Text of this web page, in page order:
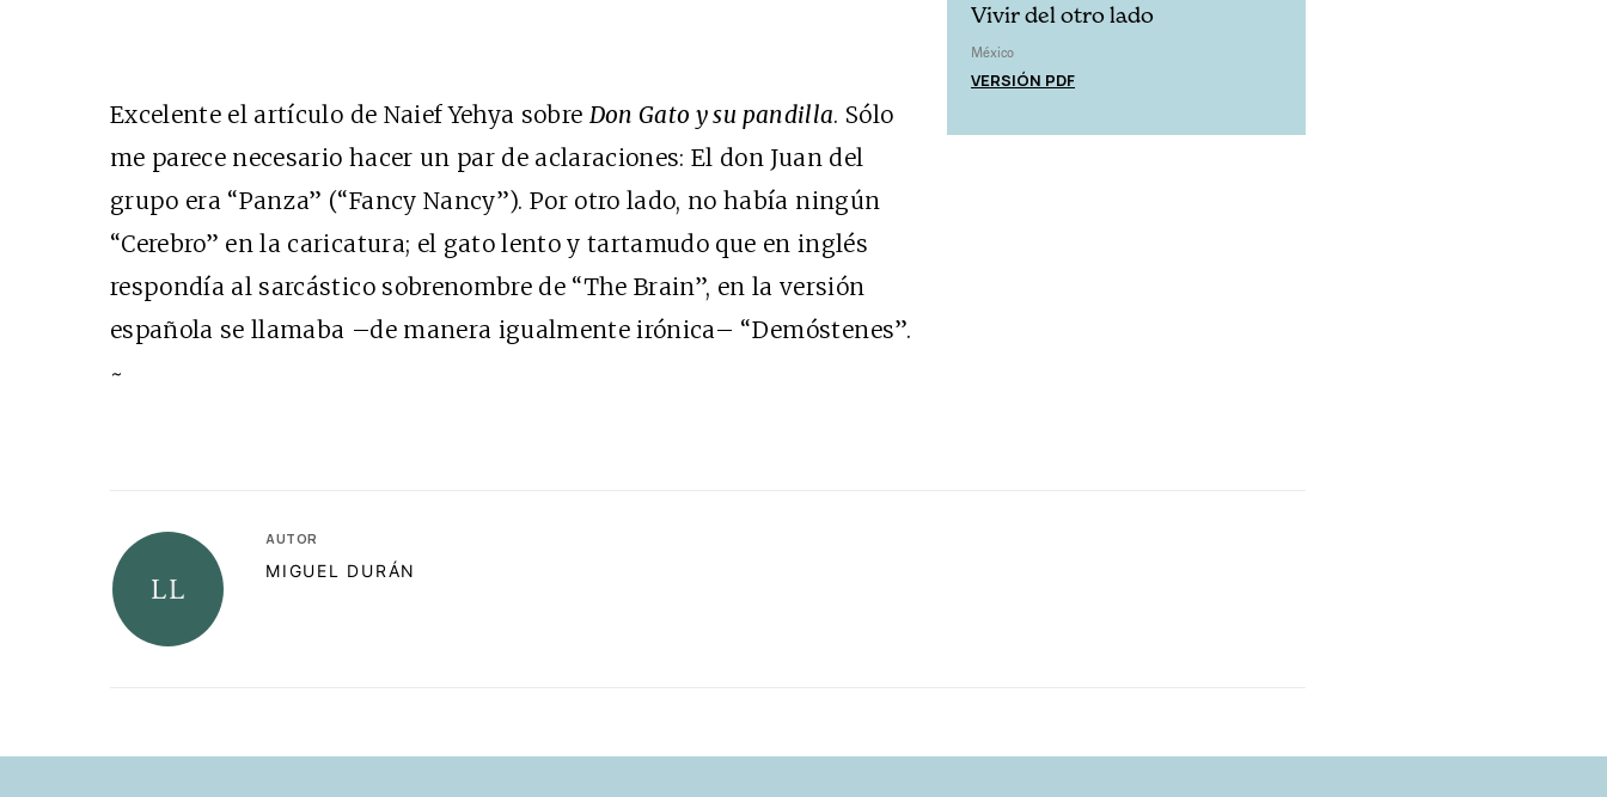
Excelente el artículo de Naief Yehya sobre Don Gato y su pandilla. Sólo
me parece necesario hacer un par de aclaraciones: El don Juan del
grupo era “Panza” (“Fancy Nancy”). Por otro lado, no había ningún
“Cerebro” en la caricatura; el gato lento y tartamudo que en inglés
respondía al sarcástico sobrenombre de “The Brain”, en la versión
española se llamaba –de manera igualmente irónica– “Demóstenes”.
~
Vivir del otro lado
México
VERSIÓN PDF
AUTOR
MIGUEL DURÁN